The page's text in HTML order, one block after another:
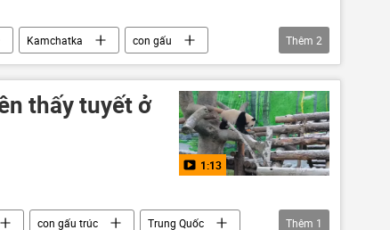
Kamchatka
con gấu
Thêm 2
thấy tuyết ở
1:13
con gấu trúc
Trung Quốc
Thêm 1